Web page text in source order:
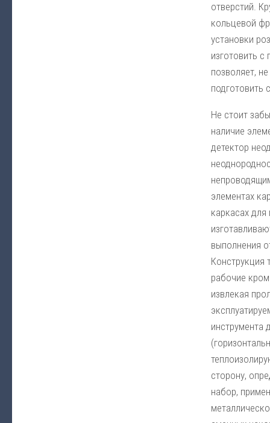
отверстий.
кольцевой
установки
изготовить
позволяет,
подготовить
Не стоит
наличие
детектор
элементах
каркасах
выполнения
Конструкция
рабочие
извлекая
инструмента
сторону,
набор,